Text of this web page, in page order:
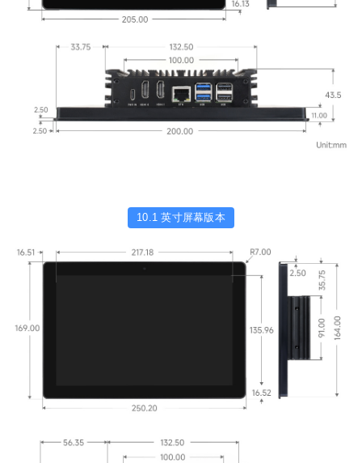
10.1 英寸屏幕版本